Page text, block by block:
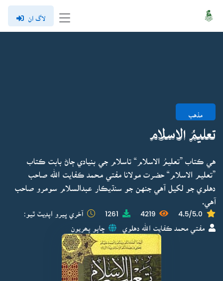
لاگ ان
مذهب
تعليمُ الاسلام
هي ڪتاب ”تعليمُ الاسلام“ تاسلام جي بنيادي ڄاڻ بابت ڪتاب
”تعليم الاسلام“ حضرت مولانا مفتي محمد ڪفايت الله صاحب
دهلوي جو لکيل آهي جنهن جو سنڌيڪار عبدالسلام سومرو صاحب
آهي.
4.5/5.0
4219
1261 آخري ڀيرو اپڊيٽ ٿيو:
مفتي محمد ڪفايت الله دهلوي ڇاپو پھريون